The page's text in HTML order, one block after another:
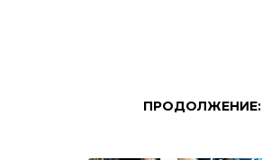
ПРОДОЛЖЕНИЕ: